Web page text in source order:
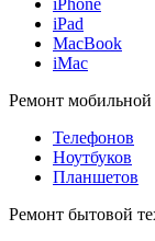
iPhone
iPad
MacBook
iMac
Ремонт мобильной
Телефонов
Ноутбуков
Планшетов
Ремонт бытовой